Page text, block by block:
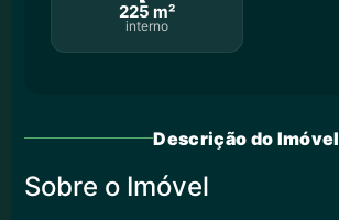
225 m²
interno
Descrição do Imóvel
Sobre o Imóvel